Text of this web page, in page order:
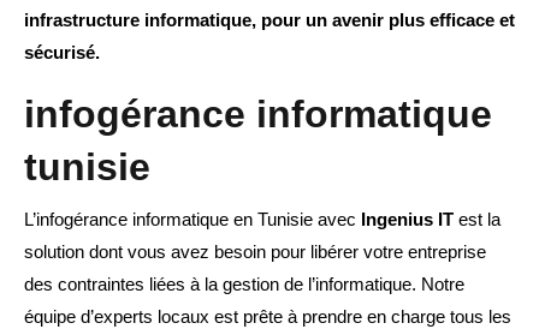
infrastructure informatique, pour un avenir plus efficace et
sécurisé.
infogérance informatique
tunisie
L’infogérance informatique en Tunisie avec Ingenius IT est la
solution dont vous avez besoin pour libérer votre entreprise
des contraintes liées à la gestion de l’informatique. Notre
équipe d’experts locaux est prête à prendre en charge tous les